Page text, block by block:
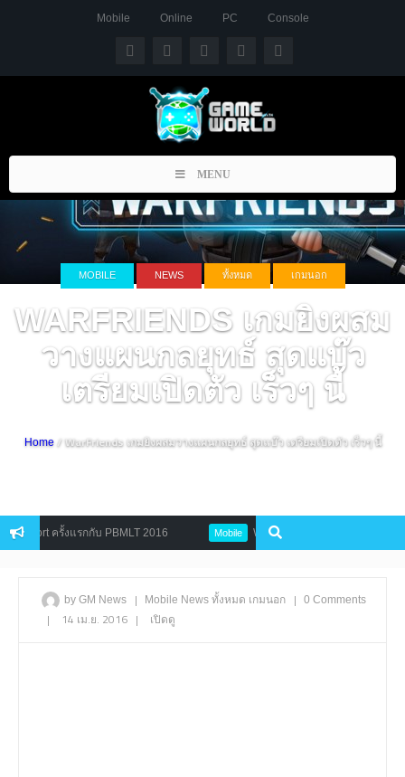
Mobile Online PC Console
Toggle
navigation
MENU
MOBILE NEWS ทั้งหมด เกมนอก
WARFRIENDS เกมยิงผสม
วางแผนกลยุทธ์ สุดแบ๊ว
เตรียมเปิดตัว เร็วๆ นี้
Home/ WarFriends เกมยิงผสมวางแผนกลยุทธ์ สุดแบ๊ว เตรียมเปิดตัว เร็วๆ นี้
ครั้งแรกกับ PBMLT 2016 Wanted Killer ชวนสาวกสายยิง เข้ามา
by GM News | Mobile News ทั้งหมด เกมนอก | 0 Comments
| 14 เม.ย. 2016 | เปิดดู